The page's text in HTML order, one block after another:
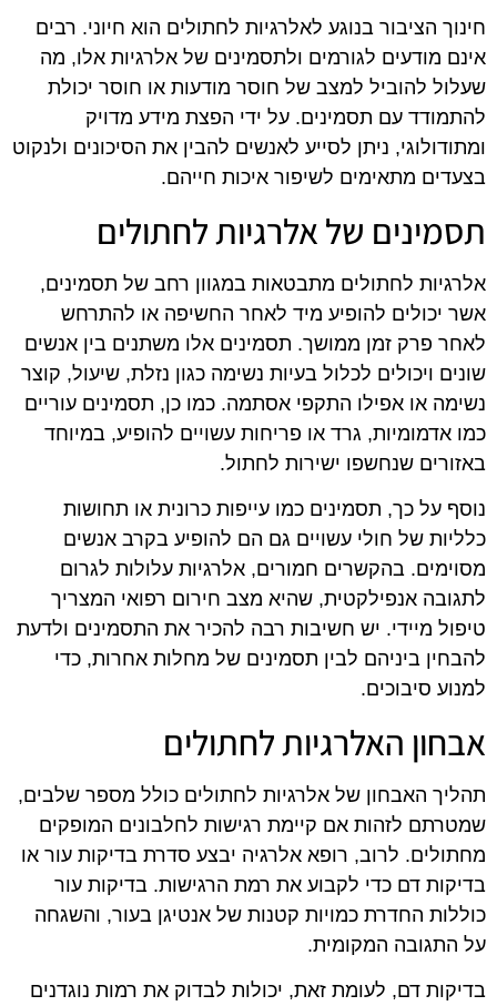
חינוך הציבור בנוגע לאלרגיות לחתולים הוא חיוני. רבים
אינם מודעים לגורמים ולתסמינים של אלרגיות אלו, מה
שעלול להוביל למצב של חוסר מודעות או חוסר יכולת
להתמודד עם תסמינים. על ידי הפצת מידע מדויק
ומתודולוגי, ניתן לסייע לאנשים להבין את הסיכונים ולנקוט
בצעדים מתאימים לשיפור איכות חייהם.
תסמינים של אלרגיות לחתולים
אלרגיות לחתולים מתבטאות במגוון רחב של תסמינים,
אשר יכולים להופיע מיד לאחר החשיפה או להתרחש
לאחר פרק זמן ממושך. תסמינים אלו משתנים בין אנשים
שונים ויכולים לכלול בעיות נשימה כגון נזלת, שיעול, קוצר
נשימה או אפילו התקפי אסתמה. כמו כן, תסמינים עוריים
כמו אדמומיות, גרד או פריחות עשויים להופיע, במיוחד
באזורים שנחשפו ישירות לחתול.
נוסף על כך, תסמינים כמו עייפות כרונית או תחושות
כלליות של חולי עשויים גם הם להופיע בקרב אנשים
מסוימים. בהקשרים חמורים, אלרגיות עלולות לגרום
לתגובה אנפילקטית, שהיא מצב חירום רפואי המצריך
טיפול מיידי. יש חשיבות רבה להכיר את התסמינים ולדעת
להבחין ביניהם לבין תסמינים של מחלות אחרות, כדי
למנוע סיבוכים.
אבחון האלרגיות לחתולים
תהליך האבחון של אלרגיות לחתולים כולל מספר שלבים,
שמטרתם לזהות אם קיימת רגישות לחלבונים המופקים
מחתולים. לרוב, רופא אלרגיה יבצע סדרת בדיקות עור או
בדיקות דם כדי לקבוע את רמת הרגישות. בדיקות עור
כוללות החדרת כמויות קטנות של אנטיגן בעור, והשגחה
על התגובה המקומית.
בדיקות דם, לעומת זאת, יכולות לבדוק את רמות נוגדנים